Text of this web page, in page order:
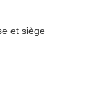
et siège